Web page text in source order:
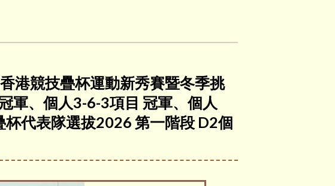
港競技疊杯運動新秀賽暨冬季挑
軍、個人3-6-3項目 冠軍、個人
杯代表隊選拔2026 第一階段 D2個